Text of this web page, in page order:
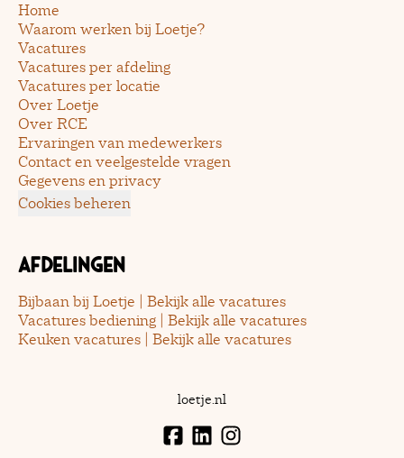
Home
Waarom werken bij Loetje?
Vacatures
Vacatures per afdeling
Vacatures per locatie
Over Loetje
Over RCE
Ervaringen van medewerkers
Contact en veelgestelde vragen
Gegevens en privacy
Cookies beheren
Afdelingen
Bijbaan bij Loetje | Bekijk alle vacatures
Vacatures bediening | Bekijk alle vacatures
Keuken vacatures | Bekijk alle vacatures
loetje.nl